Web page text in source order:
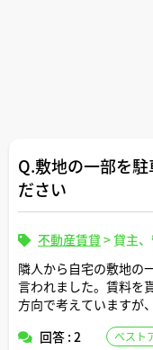
Q.敷地の一部を
ださい
不動産賃貸 >貸主
隣人から自宅の敷地の
言われました。賃料を
方向で考えていますが
不動産会社にサポート
回答 : 2 ベスト